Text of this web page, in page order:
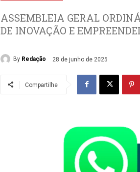
ASSEMBLEIA GERAL
DE INOVAÇÃO E
By Redação 28 de junho de 2025
Compartilhe